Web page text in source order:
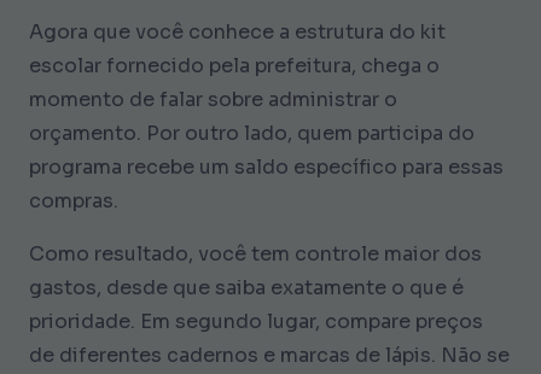
Agora que você conhece a estrutura do kit
escolar fornecido pela prefeitura, chega o
momento de falar sobre administrar o
orçamento. Por outro lado, quem participa do
programa recebe um saldo específico para essas
compras.
Como resultado, você tem controle maior dos
gastos, desde que saiba exatamente o que é
prioridade. Em segundo lugar, compare preços
de diferentes cadernos e marcas de lápis. Não se